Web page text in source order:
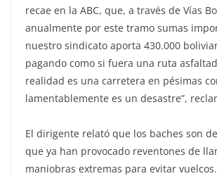
recae en la ABC, que, a través de Vías
anualmente por este tramo sumas
nuestro sindicato aporta 430.000
pagando como si fuera una ruta
realidad es una carretera en pésimas
lamentablemente es un desastre”,
El dirigente relató que los baches son
que ya han provocado reventones de
maniobras extremas para evitar